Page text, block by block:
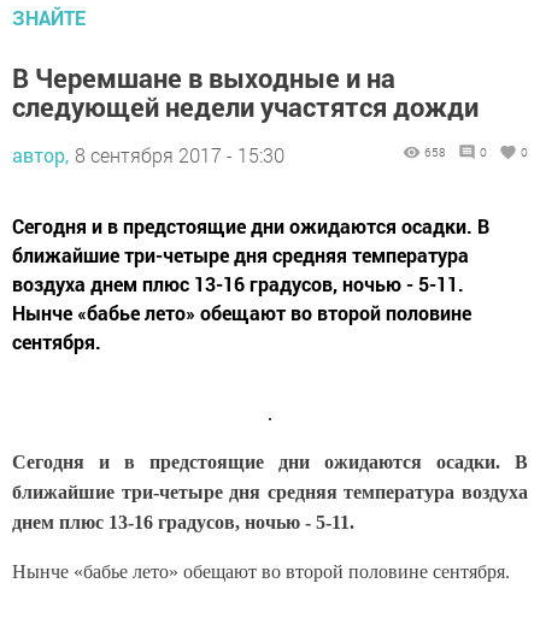
ЗНАЙТЕ
В Черемшане в выходные и на
следующей недели участятся дожди
автор, 8 сентября 2017 - 15:30 658 0 0
Сегодня и в предстоящие дни ожидаются осадки. В
ближайшие три-четыре дня средняя температура
воздуха днем плюс 13-16 градусов, ночью - 5-11.
Нынче «бабье лето» обещают во второй половине
сентября.
Сегодня и в предстоящие дни ожидаются осадки. В
ближайшие три-четыре дня средняя температура воздуха
днем плюс 13-16 градусов, ночью - 5-11.
Нынче «бабье лето» обещают во второй половине сентября.